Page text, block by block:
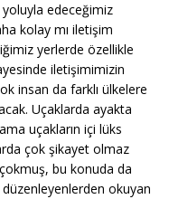
edeceğimiz
kolay mı iletişim
yerlerde özellikle
iletişimimizin
insan da farklı ülkelere
Uçaklarda ayakta
uçakların içi lüks
çok şikayet olmaz
bu konuda da
okuyan